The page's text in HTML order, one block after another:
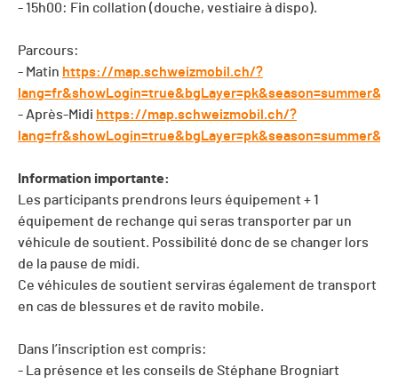
- 15h00: Fin collation (douche, vestiaire à dispo).
Parcours:
- Matin https://map.schweizmobil.ch/?
- Après-Midi https://map.schweizmobil.ch/?
Information importante:
Les participants prendrons leurs équipement + 1
équipement de rechange qui seras transporter par un
véhicule de soutient. Possibilité donc de se changer lors
de la pause de midi.
Ce véhicules de soutient serviras également de transport
en cas de blessures et de ravito mobile.
Dans l’inscription est compris:
- La présence et les conseils de Stéphane Brogniart